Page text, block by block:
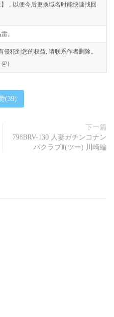
，以便今后更换域名时能快速找回
。
犯到您的权益, 请联系作者删除。
）
(39)
下一篇
798BRV-130 人妻ガチンコナン
パクラブⅡ(ツー) 川崎編